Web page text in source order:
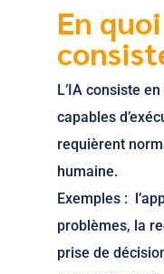
En
L’IA consiste
capables
requièrent
humaine.
Exemples :
problèmes, la
prise de